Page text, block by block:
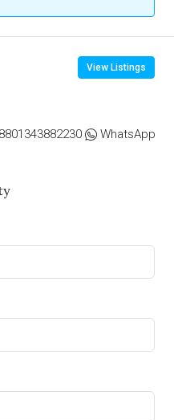
View Listings
WhatsApp